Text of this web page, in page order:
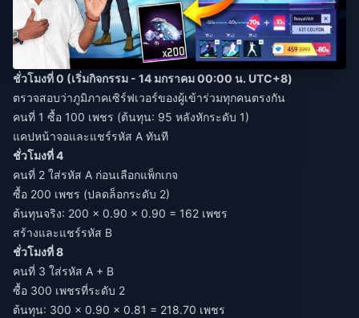
ชั่วโมงที่ 0 (เริ่มกิจกรรม - 14 มกราคม 00:00 น. UTC+8)
ตรวจสอบว่าภูมิภาคเซิร์ฟเวอร์ของผู้เข้าร่วมทุกคนตรงกัน
คนที่ 1 ซื้อ 100 เพชร (ต้นทุน: 95 หลังหักระดับ 1)
แคปหน้าจอและแชร์รหัส A ทันที
ชั่วโมงที่ 4
คนที่ 2 ใส่รหัส A ก่อนเลือกแพ็กเกจ
ซื้อ 200 เพชร (ปลดล็อกระดับ 2)
ต้นทุนจริง: 200 × 0.90 × 0.90 = 162 เพชร
สร้างและแชร์รหัส B
ชั่วโมงที่ 8
คนที่ 3 ใส่รหัส A + B
ซื้อ 300 เพชรที่ระดับ 2
ต้นทุน: 300 × 0.90 × 0.81 = 218.70 เพชร